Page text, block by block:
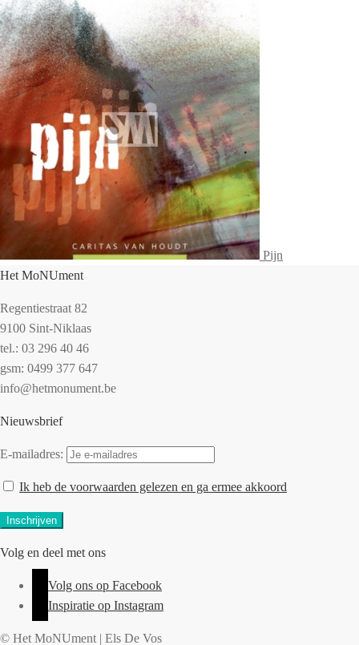
Pijn
Het MoNUment
Regentiestraat 82
9100 Sint-Niklaas
tel.: 03 296 40 46
gsm: 0499 377 647
info@hetmonument.be
Nieuwsbrief
E-mailadres:
Ik heb de voorwaarden gelezen en ga ermee akkoord
Volg en deel met ons
Volg ons op Facebook
Inspiratie op Instagram
© Het MoNUment | Els De Vos